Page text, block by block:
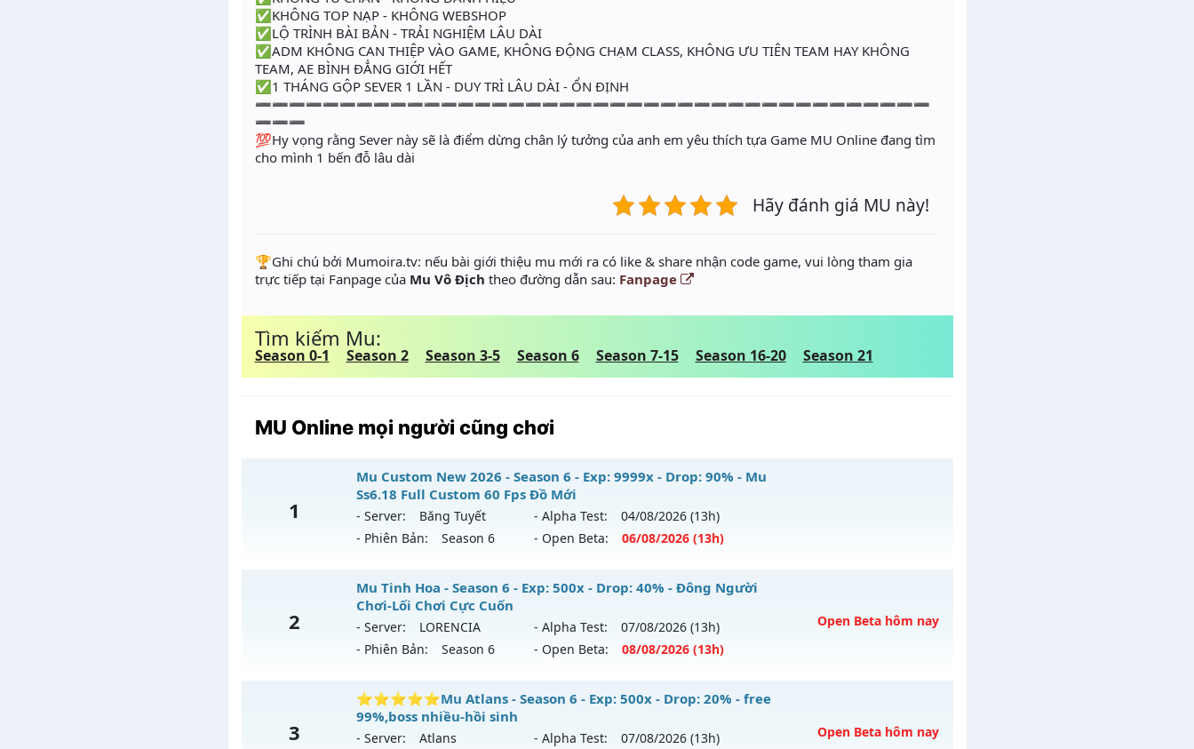
✅KHÔNG TOP NẠP - KHÔNG WEBSHOP
✅LỘ TRÌNH BÀI BẢN - TRẢI NGHIỆM LÂU DÀI
✅ADM KHÔNG CAN THIỆP VÀO GAME, KHÔNG ĐỘNG CHẠM CLASS, KHÔNG ƯU TIÊN TEAM HAY KHÔNG
TEAM, AE BÌNH ĐẲNG GIỚI HẾT
✅1 THÁNG GỘP SEVER 1 LẦN - DUY TRÌ LÂU DÀI - ỔN ĐỊNH
➖➖➖➖➖➖➖➖➖➖➖➖➖➖➖➖➖➖➖➖➖➖➖➖➖➖➖➖➖➖➖➖➖➖➖➖➖➖➖➖
➖➖➖
💯Hy vọng rằng Sever này sẽ là điểm dừng chân lý tưởng của anh em yêu thích tựa Game MU Online đang tìm
cho mình 1 bến đỗ lâu dài
Hãy đánh giá MU này!
️🏆Ghi chú bởi Mumoira.tv: nếu bài giới thiệu mu mới ra có like & share nhận code game, vui lòng tham gia
trực tiếp tại Fanpage của Mu Vô Địch theo đường dẫn sau: Fanpage
Tìm kiếm Mu:
Season 0-1 Season 2 Season 3-5 Season 6 Season 7-15 Season 16-20 Season 21
MU Online mọi người cũng chơi
1
Mu Custom New 2026 - Season 6 - Exp: 9999x - Drop: 90% - Mu
Ss6.18 Full Custom 60 Fps Đồ Mới
- Server: Băng Tuyết - Alpha Test: 04/08/2026 (13h)
- Phiên Bản:
Season 6 - Open Beta: 06/08/2026 (13h)
Mu Custom New 2026 - Mu Ss6.18 Full Custom 60 Fps Đồ Mới
Mu mới ra tháng 08 2026 - Mở máy chủBăng Tuyết vào 13h ngày 06/08/2626
Exp: 9999x - Drop: 90%
Thể loại: Mu Custom thêm đồ mới
2
Mu Tinh Hoa - Season 6 - Exp: 500x - Drop: 40% - Đông Người
Chơi-Lối Chơi Cực Cuốn
- Server: LORENCIA - Alpha Test: 07/08/2026 (13h)
- Phiên Bản:
Season 6 - Open Beta: 08/08/2026 (13h)
Open Beta hôm nay
Mu Tinh Hoa - Đông Người Chơi-Lối Chơi Cực Cuốn
Mu mới ra tháng 08 2026 - Mở máy chủLORENCIA vào 13h ngày 08/08/2626
3
⭐⭐⭐⭐⭐Mu Atlans - Season 6 - Exp: 500x - Drop: 20% - free
99%,boss nhiều-hồi sinh
- Server: Atlans - Alpha Test: 07/08/2026 (13h)
Open Beta hôm nay